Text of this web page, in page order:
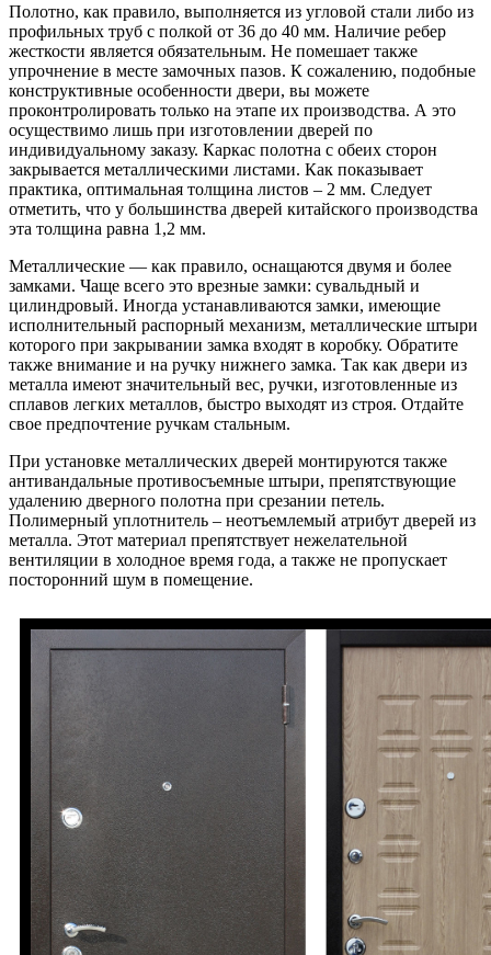
Полотно, как правило, выполняется из угловой стали либо из
профильных труб с полкой от 36 до 40 мм. Наличие ребер
жесткости является обязательным. Не помешает также
упрочнение в месте замочных пазов. К сожалению, подобные
конструктивные особенности двери, вы можете
проконтролировать только на этапе их производства. А это
осуществимо лишь при изготовлении дверей по
индивидуальному заказу. Каркас полотна с обеих сторон
закрывается металлическими листами. Как показывает
практика, оптимальная толщина листов – 2 мм. Следует
отметить, что у большинства дверей китайского производства
эта толщина равна 1,2 мм.
Металлические — как правило, оснащаются двумя и более
замками. Чаще всего это врезные замки: сувальдный и
цилиндровый. Иногда устанавливаются замки, имеющие
исполнительный распорный механизм, металлические штыри
которого при закрывании замка входят в коробку. Обратите
также внимание и на ручку нижнего замка. Так как двери из
металла имеют значительный вес, ручки, изготовленные из
сплавов легких металлов, быстро выходят из строя. Отдайте
свое предпочтение ручкам стальным.
При установке металлических дверей монтируются также
антивандальные противосъемные штыри, препятствующие
удалению дверного полотна при срезании петель.
Полимерный уплотнитель – неотъемлемый атрибут дверей из
металла. Этот материал препятствует нежелательной
вентиляции в холодное время года, а также не пропускает
посторонний шум в помещение.